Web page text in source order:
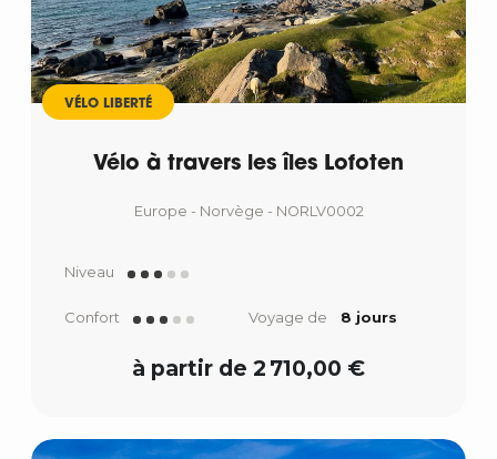
VÉLO LIBERTÉ
Vélo à travers les îles Lofoten
Europe - Norvège - NORLV0002
Niveau
Confort Voyage de 8 jours
à partir de 2 710,00 €